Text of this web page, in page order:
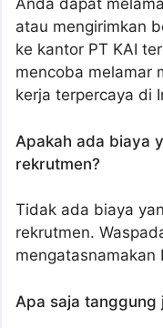
Anda dapat
atau mengirimkan
ke kantor PT KAI
mencoba melamar
kerja terpercaya di
Apakah ada biaya
rekrutmen?
Tidak ada biaya
rekrutmen.
mengatasnamakan
Apa saja tanggung